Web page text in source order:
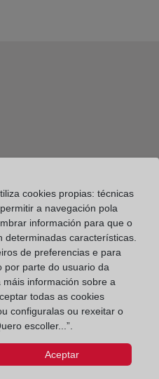
cookies propias: técnicas
a navegación pola
información para que o
determinadas características.
de preferencias e para
por parte do usuario da
máis información sobre a
todas as cookies
configuralas ou rexeitar o
escoller...”.
Aceptar